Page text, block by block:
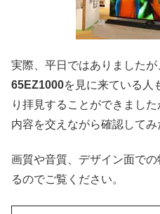
実際、平日ではありましたが
65EZ1000を見に来ている人
り拝見することができまし
内容を交えながら確認してみ
画質や音質、デザイン面で
るのでご覧ください。